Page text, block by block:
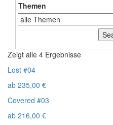
Themen
Zeigt alle 4 Ergebnisse
Lost #04
ab 235,00 €
Covered #03
ab 216,00 €